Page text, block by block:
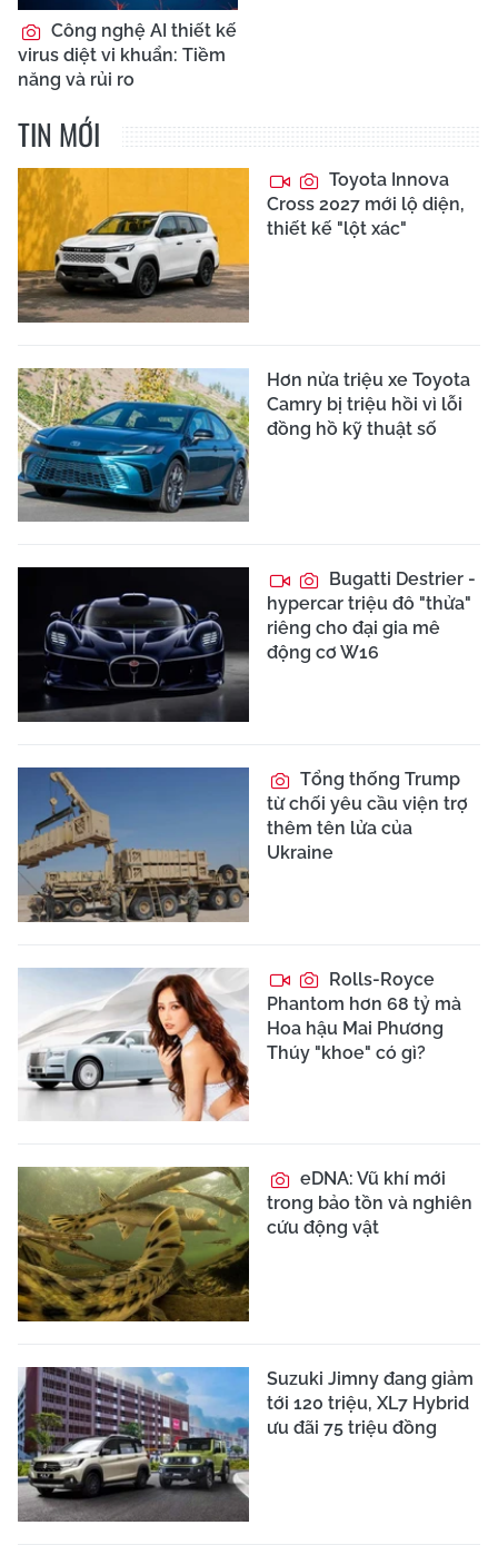
Công nghệ AI thiết kế
virus diệt vi khuẩn: Tiềm
năng và rủi ro
TIN MỚI
Toyota Innova
Cross 2027 mới lộ diện,
thiết kế "lột xác"
Hơn nửa triệu xe Toyota
Camry bị triệu hồi vì lỗi
đồng hồ kỹ thuật số
Bugatti Destrier -
hypercar triệu đô "thửa"
riêng cho đại gia mê
động cơ W16
Tổng thống Trump
từ chối yêu cầu viện trợ
thêm tên lửa của
Ukraine
Rolls-Royce
Phantom hơn 68 tỷ mà
Hoa hậu Mai Phương
Thúy "khoe" có gì?
eDNA: Vũ khí mới
trong bảo tồn và nghiên
cứu động vật
Suzuki Jimny đang giảm
tới 120 triệu, XL7 Hybrid
ưu đãi 75 triệu đồng